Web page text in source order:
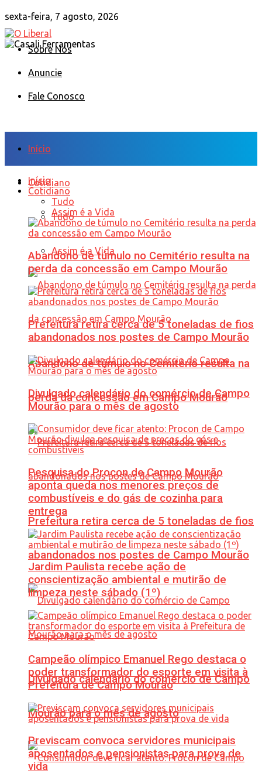
sexta-feira, 7 agosto, 2026
Sobre Nós
Anuncie
Fale Conosco
Início
Cotidiano
Tudo
Assim é a Vida
Abandono de túmulo no Cemitério resulta na
perda da concessão em Campo Mourão
Prefeitura retira cerca de 5 toneladas de fios
abandonados nos postes de Campo Mourão
Divulgado calendário do comércio de Campo
Mourão para o mês de agosto
Início
Cotidiano
Tudo
Assim é a Vida
Abandono de túmulo no Cemitério resulta na
perda da concessão em Campo Mourão
Prefeitura retira cerca de 5 toneladas de fios
abandonados nos postes de Campo Mourão
Divulgado calendário do comércio de Campo
Mourão para o mês de agosto
Pesquisa do Procon de Campo Mourão
aponta queda nos menores preços de
combustíveis e do gás de cozinha para
entrega
Jardim Paulista recebe ação de
conscientização ambiental e mutirão de
limpeza neste sábado (1º)
Campeão olímpico Emanuel Rego destaca o
poder transformador do esporte em visita à
Prefeitura de Campo Mourão
Previscam convoca servidores municipais
aposentados e pensionistas para prova de
vida